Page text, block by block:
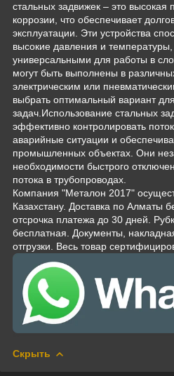
стальных задвижек – это высокая
коррозии, что обеспечивает
эксплуатации. Эти устройства
высокие давления и температуры,
универсальными для работы в
могут быть выполнены в
электрическим или
выбрать оптимальный вариант
задач.Использование стальных
эффективно контролировать
аварийные ситуации и
промышленных объектах. Они
необходимости быстрого
потока в трубопроводах.
Компания "Металон 2017"
Казахстану. Доставка по Алматы
отсрочка платежа до 30 дней.
бесплатная. Документы,
отгрузки. Весь товар
Скрыть